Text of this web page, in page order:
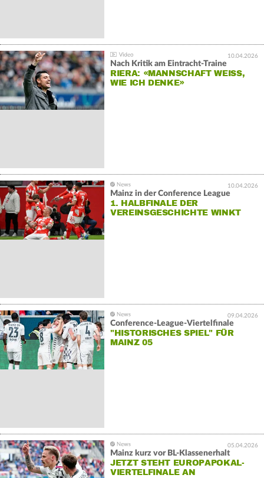
10.04.2026
Nach Kritik am Eintracht-Traine
RIERA: «MANNSCHAFT WEISS, W
IE ICH DENKE»
10.04.2026
Mainz in der Conference League
1. HALBFINALE DER
VEREINSGESCHICHTE WINKT
09.04.2026
Conference-League-Viertelfinale
"HISTORISCHES SPIEL" FÜR
MAINZ 05
05.04.2026
Mainz kurz vor BL-Klassenerhalt
JETZT STEHT EUROPAPOKAL-
VIERTELFINALE AN